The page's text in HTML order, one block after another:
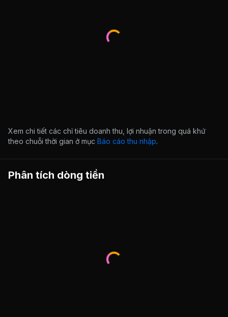
Xem chi tiết các chỉ tiêu doanh thu, lợi nhuận trong quá khứ
theo chuỗi thời gian ở mục Báo cáo thu nhập.
Phân tích dòng tiền